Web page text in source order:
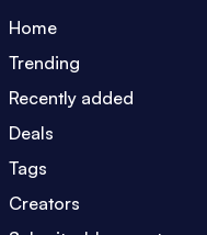
Home
Trending
Recently added
Deals
Tags
Creators